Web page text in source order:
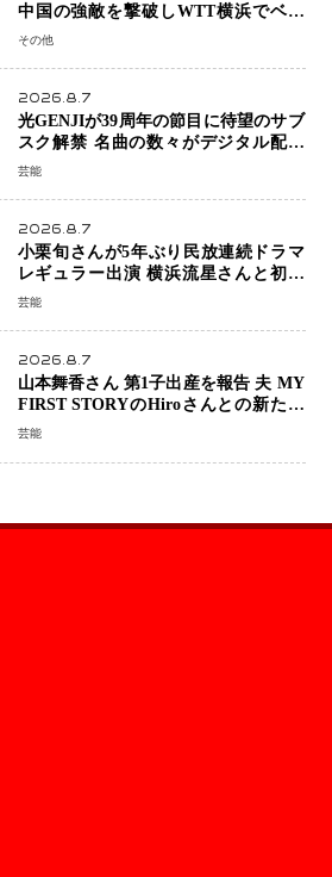
中国の強敵を撃破しWTT横浜でベス
ト8進出
その他
2026.8.7
光GENJIが39周年の節目に待望のサブ
スク解禁 名曲の数々がデジタル配信
へ 40周年へ向け1年間で全作品を順次
芸能
2026.8.7
小栗旬さんが5年ぶり民放連続ドラマ
レギュラー出演 横浜流星さんと初共
演『LOST10』で異色バディ結成
芸能
2026.8.7
山本舞香さん 第1子出産を報告 夫 MY
FIRST STORYのHiroさんとの新たな
家族生活「母子ともに健康」
芸能